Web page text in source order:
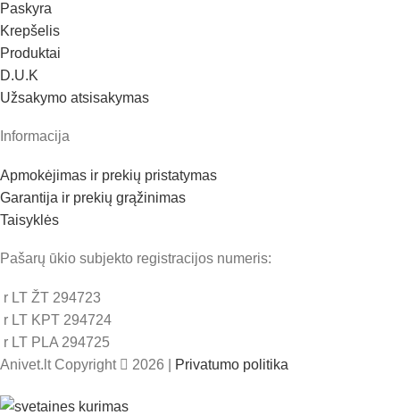
Paskyra
Krepšelis
Produktai
D.U.K
Užsakymo atsisakymas
Informacija
Apmokėjimas ir prekių pristatymas
Garantija ir prekių grąžinimas
Taisyklės
Pašarų ūkio subjekto registracijos numeris:
r LT ŽT 294723
r LT KPT 294724
r LT PLA 294725
Anivet.lt Copyright
2026 | Privatumo politika